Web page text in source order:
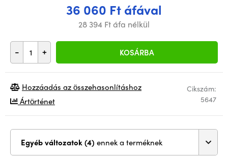
36 060 Ft áfával
28 394 Ft áfa nélkül
- + KOSÁRBA
Cikszám:
5647
Hozzáadás az összehasonlításhoz
Ártörténet
Egyéb változatok (4) ennek a terméknek